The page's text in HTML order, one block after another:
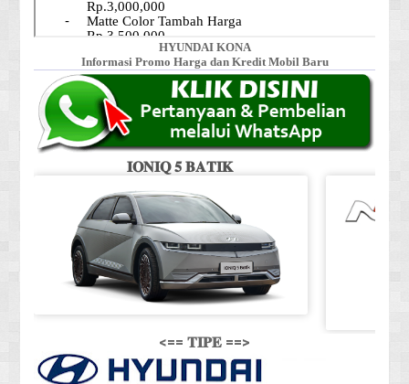
HYUNDAI KONA
Informasi Promo Harga dan Kredit Mobil Baru
𝐈𝐎𝐍𝐈𝐐 𝟓 𝐁𝐀𝐓𝐈𝐊
<== 𝐓𝐈𝐏𝐄 ==>